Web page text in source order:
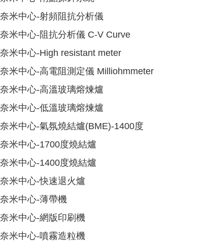
奈米中心-射頻阻抗分析儀
奈米中心-阻抗分析儀 C-V Curve
奈米中心-High resistant meter
奈米中心-高電阻測定儀 Milliohmmeter
奈米中心-高溫玻璃熔煉爐
奈米中心-低溫玻璃熔煉爐
奈米中心-氣氛燒結爐(BME)-1400度
奈米中心-1700度燒結爐
奈米中心-1400度燒結爐
奈米中心-快速退火爐
奈米中心-薄帶機
奈米中心-網版印刷機
奈米中心-噴霧造粒機